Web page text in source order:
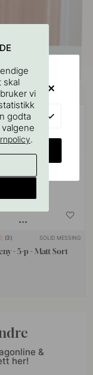
3 SOLID MESSING
- 5-p - Matt Sort
&
her!
skal
vi
godta
.